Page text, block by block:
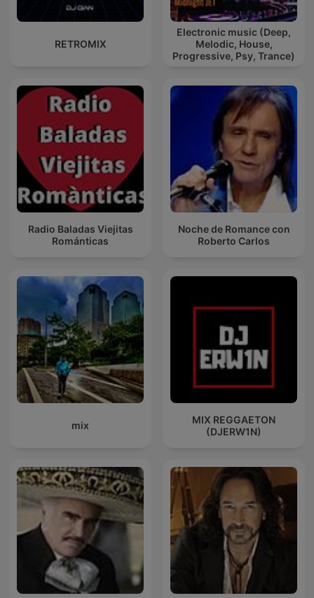
RETROMIX
Electronic music (Deep,
Melodic, House,
Progressive, Psy, Trance)
Radio Baladas Viejitas
Románticas
Noche de Romance con
Roberto Carlos
mix
MIX REGGAETON
(DJERW1N)